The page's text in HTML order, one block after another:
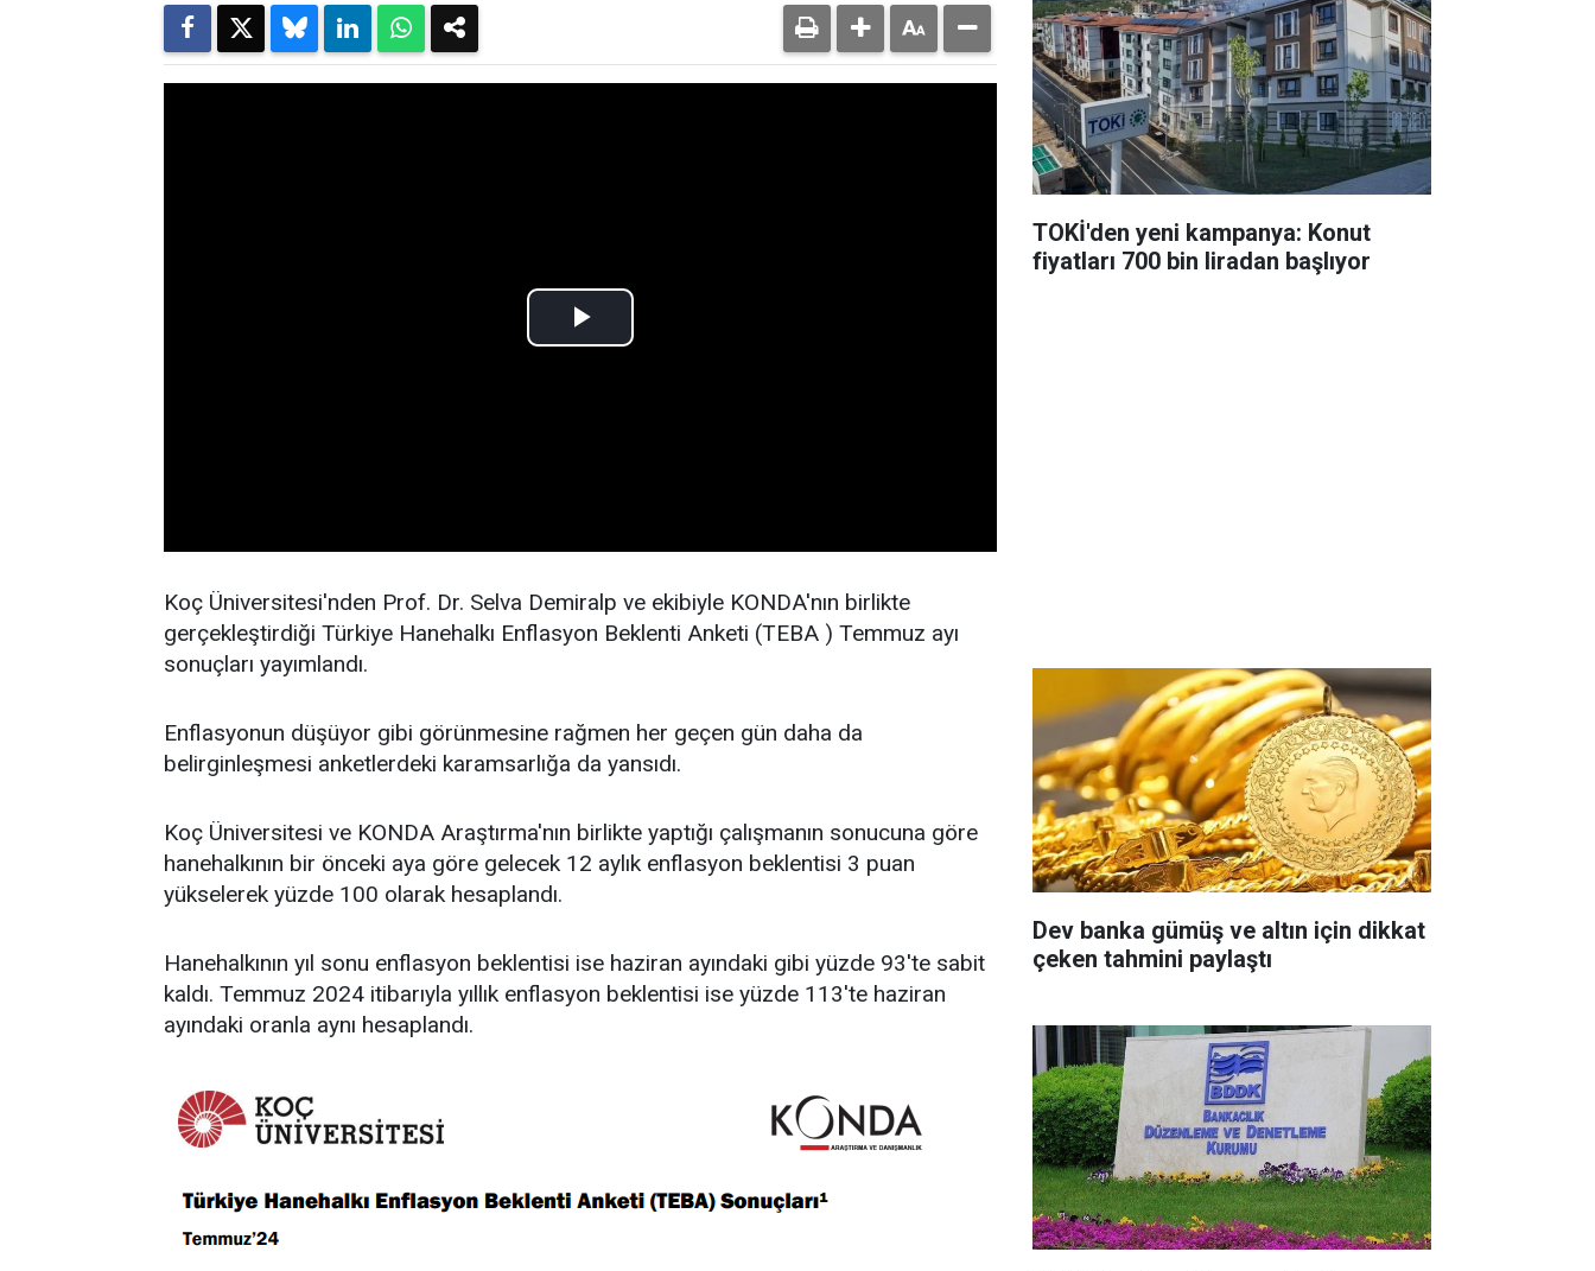
Koç Üniversitesi'nden Prof. Dr. Selva Demiralp ve ekibiyle KONDA'nın birlikte
gerçekleştirdiği Türkiye Hanehalkı Enflasyon Beklenti Anketi (TEBA ) Temmuz ayı
sonuçları yayımlandı.
Enflasyonun düşüyor gibi görünmesine rağmen her geçen gün daha da
belirginleşmesi anketlerdeki karamsarlığa da yansıdı.
Koç Üniversitesi ve KONDA Araştırma'nın birlikte yaptığı çalışmanın sonucuna göre
hanehalkının bir önceki aya göre gelecek 12 aylık enflasyon beklentisi 3 puan
yükselerek yüzde 100 olarak hesaplandı.
Hanehalkının yıl sonu enflasyon beklentisi ise haziran ayındaki gibi yüzde 93'te sabit
kaldı. Temmuz 2024 itibarıyla yıllık enflasyon beklentisi ise yüzde 113'te haziran
ayındaki oranla aynı hesaplandı.
TOKİ'den yeni kampanya: Konut
fiyatları 700 bin liradan başlıyor
Dev banka gümüş ve altın için dikkat
çeken tahmini paylaştı